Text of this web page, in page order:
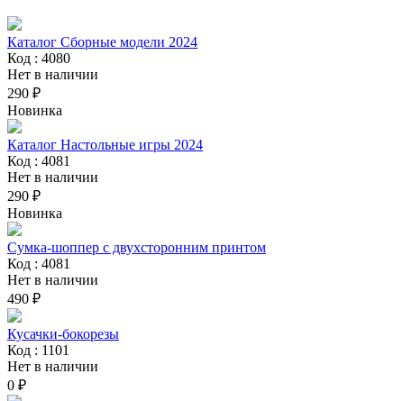
Каталог Сборные модели 2024
Код : 4080
Нет в наличии
290 ₽
Новинка
Каталог Настольные игры 2024
Код : 4081
Нет в наличии
290 ₽
Новинка
Сумка-шоппер с двухсторонним принтом
Код : 4081
Нет в наличии
490 ₽
Кусачки-бокорезы
Код : 1101
Нет в наличии
0 ₽